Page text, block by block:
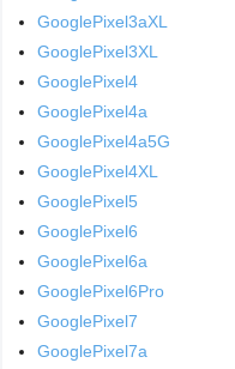
GooglePixel3aXL
GooglePixel3XL
GooglePixel4
GooglePixel4a
GooglePixel4a5G
GooglePixel4XL
GooglePixel5
GooglePixel6
GooglePixel6a
GooglePixel6Pro
GooglePixel7
GooglePixel7a